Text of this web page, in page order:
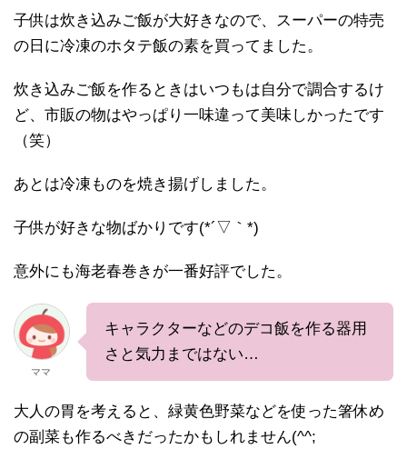
子供は炊き込みご飯が大好きなので、スーパーの特売
の日に冷凍のホタテ飯の素を買ってました。
炊き込みご飯を作るときはいつもは自分で調合するけ
ど、市販の物はやっぱり一味違って美味しかったです
（笑）
あとは冷凍ものを焼き揚げしました。
子供が好きな物ばかりです(*´▽｀*)
意外にも海老春巻きが一番好評でした。
ママ
キャラクターなどのデコ飯を作る器用
さと気力まではない…
大人の胃を考えると、緑黄色野菜などを使った箸休め
の副菜も作るべきだったかもしれません(^^;